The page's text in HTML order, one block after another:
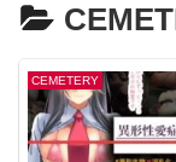
CEMETERY